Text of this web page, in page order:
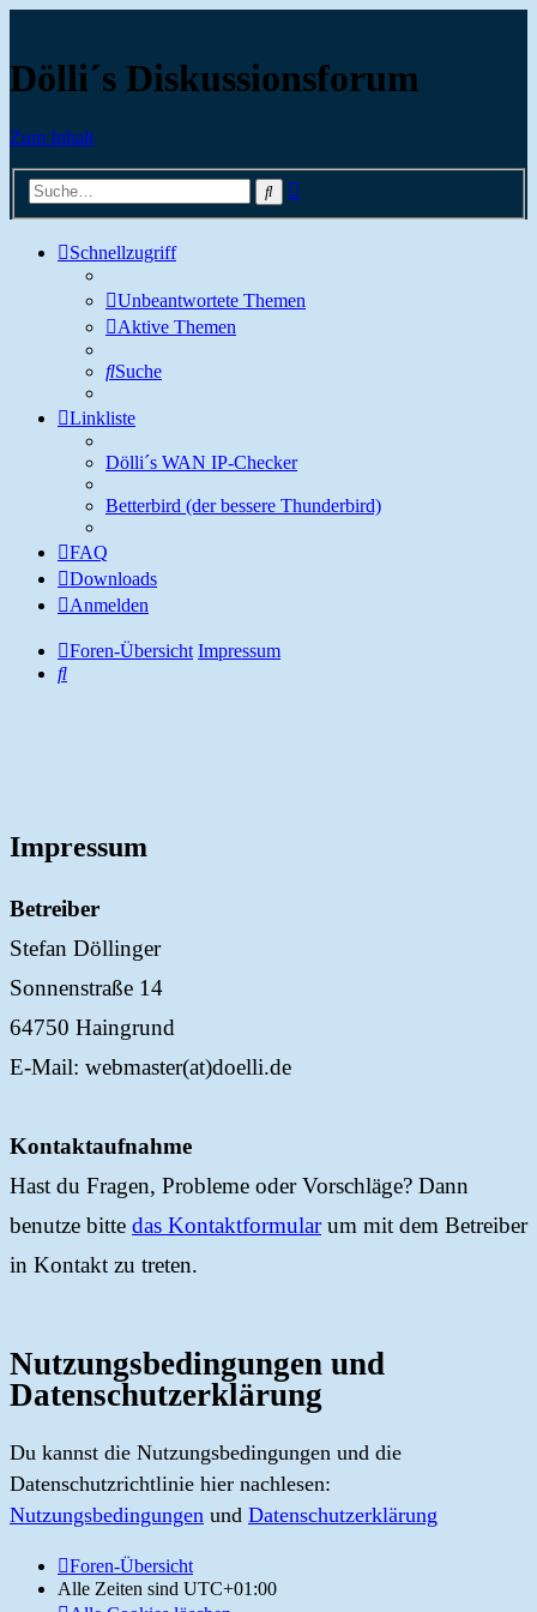
Dölli´s Diskussionsforum
Zum Inhalt
Suche
Schnellzugriff
Unbeantwortete Themen
Aktive Themen
Suche
Linkliste
Dölli´s WAN IP-Checker
Betterbird (der bessere Thunderbird)
FAQ
Downloads
Anmelden
Foren-Übersicht Impressum
Suche
Impressum
Betreiber
Stefan Döllinger
Sonnenstraße 14
64750 Haingrund
E-Mail: webmaster(at)doelli.de
Kontaktaufnahme
Hast du Fragen, Probleme oder Vorschläge? Dann
benutze bitte das Kontaktformularum mit dem Betreiber
in Kontakt zu treten.
Nutzungsbedingungen und
Datenschutzerklärung
Du kannst die Nutzungsbedingungen und die
Datenschutzrichtlinie hier nachlesen:
Nutzungsbedingungen und Datenschutzerklärung
Foren-Übersicht
Alle Zeiten sind UTC+01:00